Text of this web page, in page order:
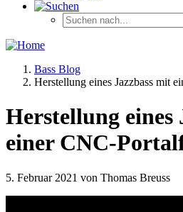
Bass Blog
Herstellung eines Jazzbass mit
Herstellung eines
einer CNC-
5. Februar 2021 von Thomas Breuss